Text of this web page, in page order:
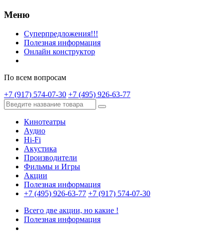
Меню
Суперпредложения!!!
Полезная информация
Онлайн конструктор
По всем вопросам
+7 (917) 574-07-30 +7 (495) 926-63-77
Кинотеатры
Аудио
Hi-Fi
Акустика
Производители
Фильмы и Игры
Акции
Полезная информация
+7 (495) 926-63-77 +7 (917) 574-07-30
Всего две акции, но какие !
Полезная информация